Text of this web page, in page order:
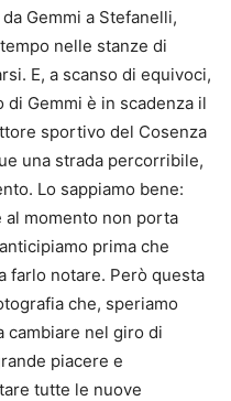
Gemmi a Stefanelli,
nelle stanze di
E, a scanso di equivoci,
Gemmi è in scadenza il
sportivo del Cosenza
una strada percorribile,
Lo sappiamo bene:
al momento non porta
prima che
farlo notare. Però questa
che, speriamo
cambiare nel giro di
piacere e
tutte le nuove